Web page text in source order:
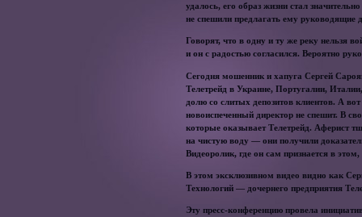
удалось, его образ жизни стал
не спешили предлагать ему руководящие
Говорят, что в одну и ту же реку нельзя
и он с радостью согласился. Вероятно
Сегодня мошенник и хапуга Сергей
Телетрейд в Украине, Португалии,
долю со слитых депозитов клиентов. А
новоиспеченный директор не спешит. В
которые оказывает Телетрейд. Аферист
на чистую воду — они получили
Видеоролик, где он сам признается в
В этом эксклюзивном видео видно как
Технологий — дочернего предприятия
Эту пресс-конференцию провела